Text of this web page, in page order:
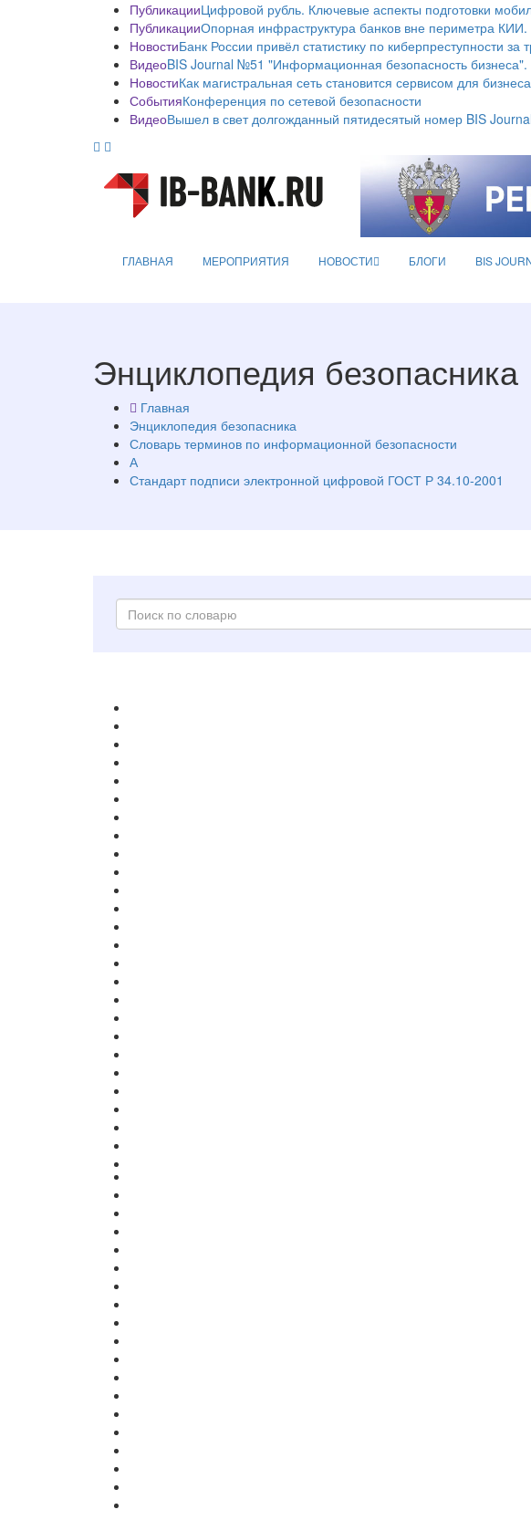
ПубликацииЦифровой рубль. Ключевые аспекты подготовки
ПубликацииОпорная инфраструктура банков вне периметра КИИ.
НовостиБанк России привёл статистику по киберпреступности за
ВидеоBIS Journal №51 "Информационная безопасность
НовостиКак магистральная сеть становится сервисом для бизнеса
СобытияКонференция по сетевой безопасности
ВидеоВышел в свет долгожданный пятидесятый номер BIS
ГЛАВНАЯ МЕРОПРИЯТИЯ НОВОСТИ БЛОГИ BIS
Энциклопедия безопасника
Главная
Энциклопедия безопасника
Словарь терминов по информационной безопасности
А
Стандарт подписи электронной цифровой ГОСТ Р 34.10-2001